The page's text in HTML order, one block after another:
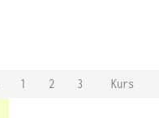
1 2 3
Kurs